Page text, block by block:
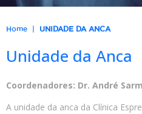
Home | UNIDADE DA ANCA
Unidade da Anca
Coordenadores: Dr. André
A unidade da anca da Clínica